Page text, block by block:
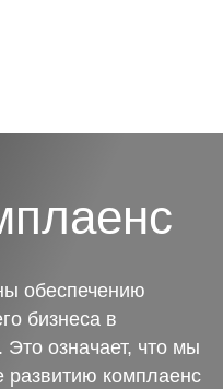
обеспечению
бизнеса в
Это означает, что мы
развитию комплаенс